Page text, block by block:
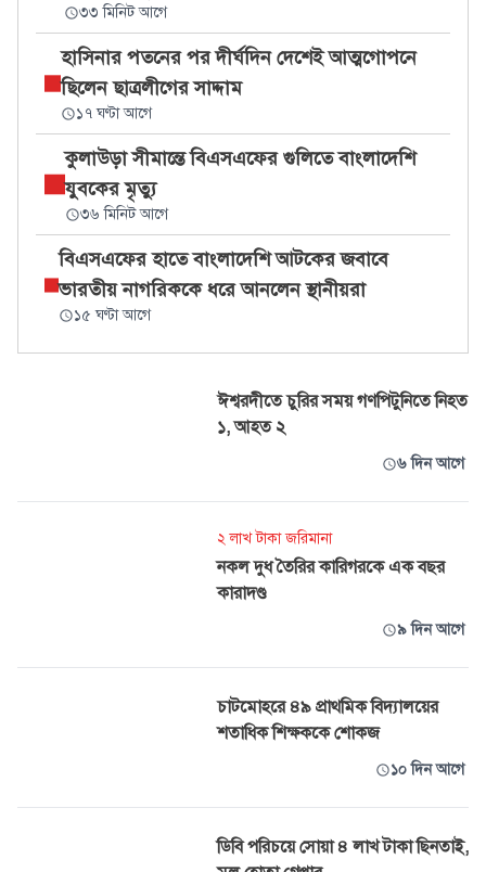
৩৩ মিনিট আগে
হাসিনার পতনের পর দীর্ঘদিন দেশেই আত্মগোপনে
ছিলেন ছাত্রলীগের সাদ্দাম
১৭ ঘণ্টা আগে
কুলাউড়া সীমান্তে বিএসএফের গুলিতে বাংলাদেশি
যুবকের মৃত্যু
৩৬ মিনিট আগে
বিএসএফের হাতে বাংলাদেশি আটকের জবাবে
ভারতীয় নাগরিককে ধরে আনলেন স্থানীয়রা
১৫ ঘণ্টা আগে
ঈশ্বরদীতে চুরির সময় গণপিটুনিতে নিহত
১, আহত ২
৬ দিন আগে
২ লাখ টাকা জরিমানা
নকল দুধ তৈরির কারিগরকে এক বছর
কারাদণ্ড
৯ দিন আগে
চাটমোহরে ৪৯ প্রাথমিক বিদ্যালয়ের
শতাধিক শিক্ষককে শোকজ
১০ দিন আগে
ডিবি পরিচয়ে সোয়া ৪ লাখ টাকা ছিনতাই,